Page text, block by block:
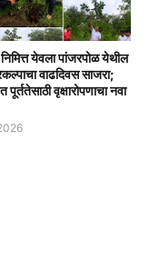
येवला पांजरपोळ येथील
वाढदिवस साजरा;
वृक्षारोपणाचा नवा